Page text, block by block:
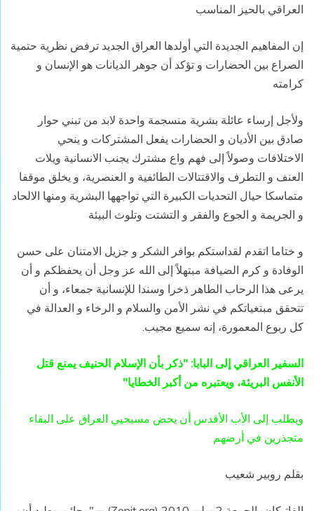
العراقي بالحيز المناسب
إن المفاهيم الجديدة التي أولدها العراق الجديد ترفض نظرية حتمية
الصراع بين الحضارات و تؤكد أن جوهر الديانات هو الإنسان و
كرامته
ولأجل إرساء عائلة بشرية منسجمة واحدة لابد من تبني حوار
صادق بين الأديان و الحضارات يفعل المشتركات و ينحي
الاختلافات وصولاً إلى فهم واع مشترك يجنب الانسانية ويلات
العنف و التطرف والاقتتالات الطائفية و العنصرية، و يخلق موقفا
متماسكا حيال التحديات الكبيرة التي تواجهها البشرية ومنها الالحاد
و الجريمة و الجوع والفقر و التشتت وتلوث البيئة
و ختاما اتقدم لقداستكم بوافر الشكر و جزيل الامتنان على حسن
الوفادة و كرم الضيافة مبتهلاً إلى الله عز وجل أن يحفظكم و أن
يرعى هذا الرحاب الطاهر ذخرا وسندا للإنسانية جمعاء، و أن
تتحقق مبتغياتكم في نشر الأمن والسلام و الرخاء و العدالة في
كل ربوع المعمورة، إنه سميع مجيب.
السفير العراقي إلى البابا: "ذكر بأن الإسلام الحنيف يمنع قتل
الأنفس البريئة، ويعتبره من أكبر الخطايا"
ويطلب إلى الأب الأقدس أن يحض مسيحيي العراق على البقاء
متجذرين في أرضهم
بقلم روبير شعيب